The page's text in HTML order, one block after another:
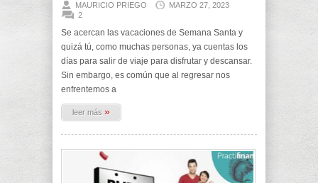
MAURICIO PRIEGO
MARZO 27, 2023
2
Se acercan las vacaciones de Semana Santa y
quizá tú, como muchas personas, ya cuentas los
días para salir de viaje para disfrutar y descansar.
Sin embargo, es común que al regresar nos
enfrentemos a
leer más »